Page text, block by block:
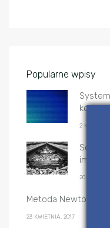
Popularne wpisy
2 KWIETNIA,
20
Metoda Newtona-
23 KWIETNIA, 2017